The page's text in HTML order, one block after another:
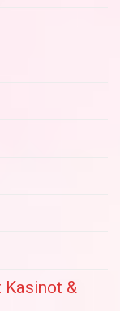
Kasinot &